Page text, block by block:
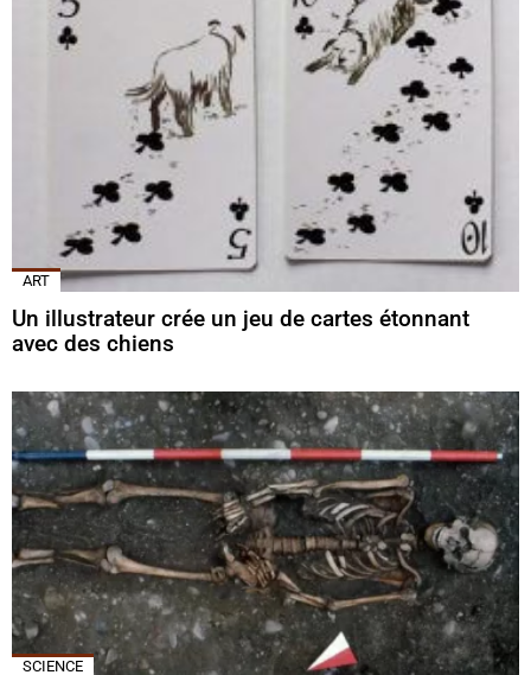
ART
Un illustrateur crée un jeu de cartes étonnant
avec des chiens
SCIENCE